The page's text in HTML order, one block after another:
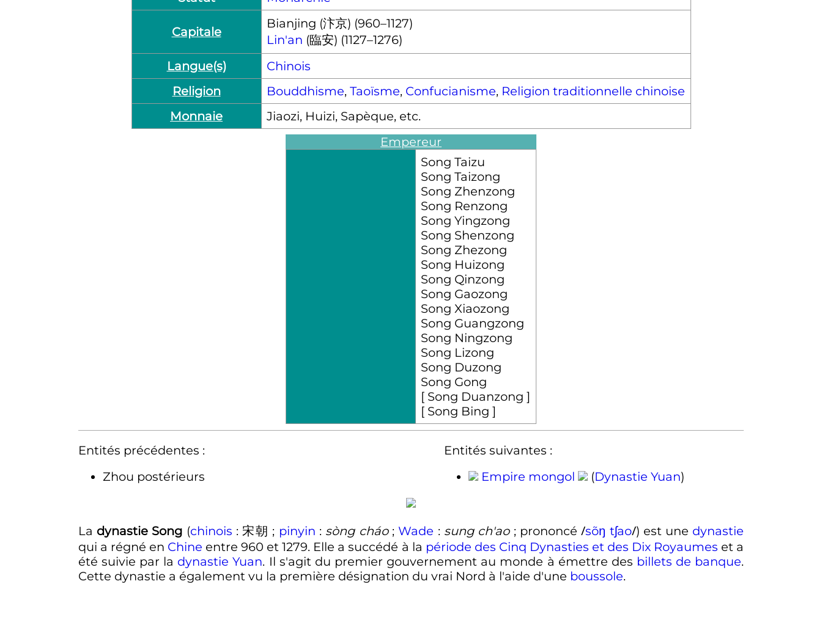
Capitale
Bianjing (汴京) (960–1127)
Lin'an (臨安) (1127–1276)
Langue(s)
Chinois
Religion
Bouddhisme, Taoïsme, Confucianisme, Religion traditionnelle chinoise
Monnaie
Jiaozi, Huizi, Sapèque, etc.
Empereur
Song Taizu
Song Taizong
Song Zhenzong
Song Renzong
Song Yingzong
Song Shenzong
Song Zhezong
Song Huizong
Song Qinzong
Song Gaozong
Song Xiaozong
Song Guangzong
Song Ningzong
Song Lizong
Song Duzong
Song Gong
[ Song Duanzong ]
[ Song Bing ]
Entités précédentes :
Zhou postérieurs
Entités suivantes :
Empire mongol
(Dynastie Yuan)
La dynastie Song (chinois :宋朝 ; pinyin : sòng cháo ; Wade : sung ch'ao ; prononcé/sõŋ tʃao/) est une dynastie
qui a régné en Chine entre 960 et 1279. Elle a succédé à la période des Cinq Dynasties et des Dix Royaumes et a
été suivie par la dynastie Yuan. Il s'agit du premier gouvernement au monde à émettre des billets de banque.
Cette dynastie a également vu la première désignation du vrai Nord à l'aide d'une boussole.